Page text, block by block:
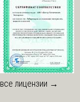
все лицензии →